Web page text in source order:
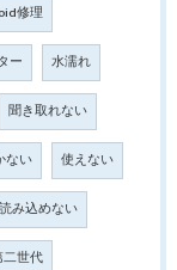
修理
ー 水濡れ
聞き取れない
ない 使えない
み込めない
二世代